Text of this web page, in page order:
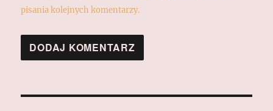
pisania kolejnych komentarzy.